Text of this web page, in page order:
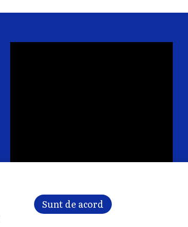
Adresa pe harta
Sunt de acord